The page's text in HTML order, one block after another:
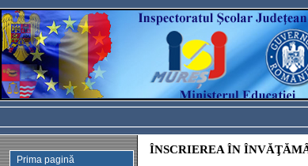
Prima pagină
ÎNSCRIEREA ÎN